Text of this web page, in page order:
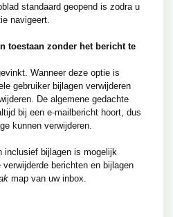
standaard geopend is zodra u
navigeert.
toestaan zonder het bericht te
Wanneer deze optie is
gebruiker bijlagen verwijderen
De algemene gedachte
bij een e-mailbericht hoort, dus
kunnen verwijderen.
inclusief bijlagen is mogelijk
berichten en bijlagen
map van uw inbox.